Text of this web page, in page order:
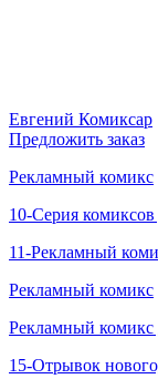
Евгений Комиксар
Предложить заказ
Рекламный комикс
10-Cерия
11-Рекламный
Рекламный комикс
Рекламный комикс
15-Отрывок